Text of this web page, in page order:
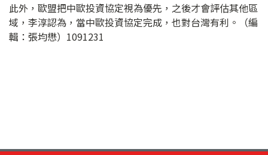
此外，歐盟把中歐投資協定視為優先，之後才會評估其他區
域，李淳認為，當中歐投資協定完成，也對台灣有利。（編
輯：張均懋）1091231